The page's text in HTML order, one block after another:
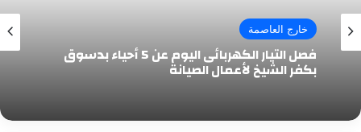
خارج العاصمة
فصل التيار الكهربائى اليوم عن 5 أحياء بدسوق
بكفر الشيخ لأعمال الصيانة